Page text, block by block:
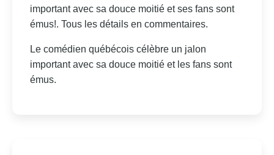
important avec sa douce moitié et ses fans sont
émus!. Tous les détails en commentaires.
Le comédien québécois célèbre un jalon
important avec sa douce moitié et les fans sont
émus.